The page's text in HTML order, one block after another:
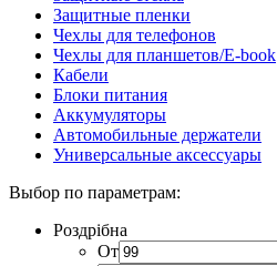
Защитные пленки
Чехлы для телефонов
Чехлы для планшетов/E-book
Кабели
Блоки питания
Аккумуляторы
Автомобильные держатели
Универсальные аксессуары
Выбор по параметрам:
Роздрібна
От